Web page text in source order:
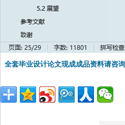
全套毕业设计论文现成成品资料请咨询